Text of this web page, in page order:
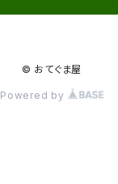
© おてぐま屋
Powered by